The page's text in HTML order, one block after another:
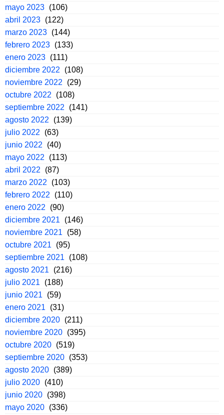
mayo 2023 (106)
abril 2023 (122)
marzo 2023 (144)
febrero 2023 (133)
enero 2023 (111)
diciembre 2022
(108)
noviembre 2022
(29)
octubre 2022
(108)
septiembre 2022
(141)
agosto 2022
(139)
julio 2022
(63)
junio 2022
(40)
mayo 2022
(113)
abril 2022
(87)
marzo 2022
(103)
febrero 2022
(110)
enero 2022
(90)
diciembre 2021
(146)
noviembre 2021
(58)
octubre 2021
(95)
septiembre 2021
(108)
agosto 2021
(216)
julio 2021
(188)
junio 2021
(59)
enero 2021
(31)
diciembre 2020 (211)
noviembre 2020 (395)
octubre 2020 (519)
septiembre 2020 (353)
agosto 2020 (389)
julio 2020 (410)
junio 2020 (398)
mayo 2020 (336)